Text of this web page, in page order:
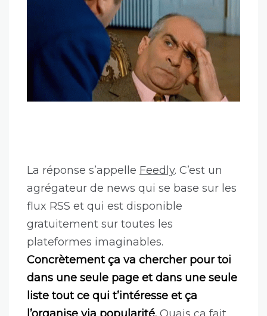
La réponse s’appelle Feedly. C’est un
agrégateur de news qui se base sur les
flux RSS et qui est disponible
gratuitement sur toutes les
plateformes imaginables.
Concrètement ça va chercher pour toi
dans une seule page et dans une seule
liste tout ce qui t’intéresse et ça